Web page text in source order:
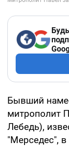
Бывший
митрополит
Лебедь),
"Мерседес", в